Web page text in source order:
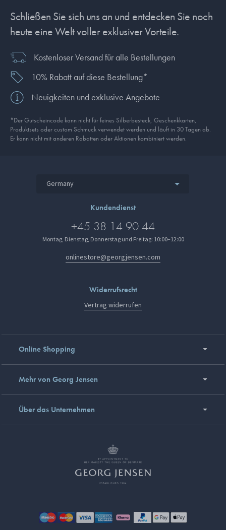
Schließen Sie sich uns an und entdecken Sie noch
heute eine Welt voller exklusiver Vorteile.
Kostenloser Versand für alle Bestellungen
10% Rabatt auf diese Bestellung*
Neuigkeiten und exklusive Angebote
*Der Gutscheincode kann nicht für feines Silberbesteck, Geschenkkarten,
Produkt­sets oder custom Schmuck verwendet werden und läuft in 30 Tagen ab.
Er kann nicht mit anderen Rabatten oder Aktionen kombiniert werden.
Germany
Kundendienst
+45 38 14 90 44
Montag, Dienstag, Donnerstag und Freitag: 10:00–12:00
onlinestore@georgjensen.com
Widerrufsrecht
Vertrag widerrufen
Online Shopping
Mehr von Georg Jensen
Über das Unternehmen